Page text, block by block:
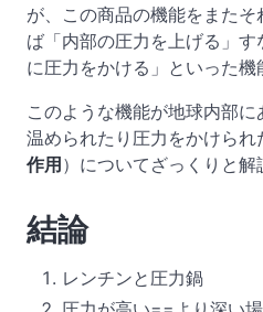
が、この商品の機能をまた
ば「内部の圧力を上げる」
に圧力をかける」といった機
このような機能が地球内部
温められたり圧力をかけられ
作用 ）についてざっくりと解
結論
レンチンと圧力鍋